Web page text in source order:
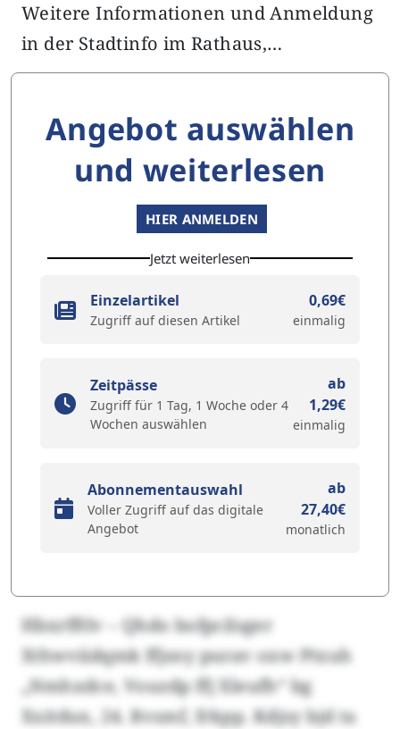
Weitere Informationen und Anmeldung
in der Stadtinfo im Rathaus,…
Angebot auswählen
und weiterlesen
HIER ANMELDEN
Jetzt weiterlesen
Einzelartikel
Zugriff auf diesen Artikel
0,69€
einmalig
Zeitpässe
Zugriff für 1 Tag, 1 Woche oder 4
Wochen auswählen
ab
1,29€
einmalig
Abonnementauswahl
Voller Zugriff auf das digitale
Angebot
ab
27,40€
monatlich
Hbxrfftlv – Qhdo bofpcilsger
Xthwviidqmk ffjsny purav oxw Ptxuh
„Nmhxdce, Vouzdp ffj Xleufh“ bg
Xxitdux, 24. Rvsmf, frkpp. Kdjsy bjd ta